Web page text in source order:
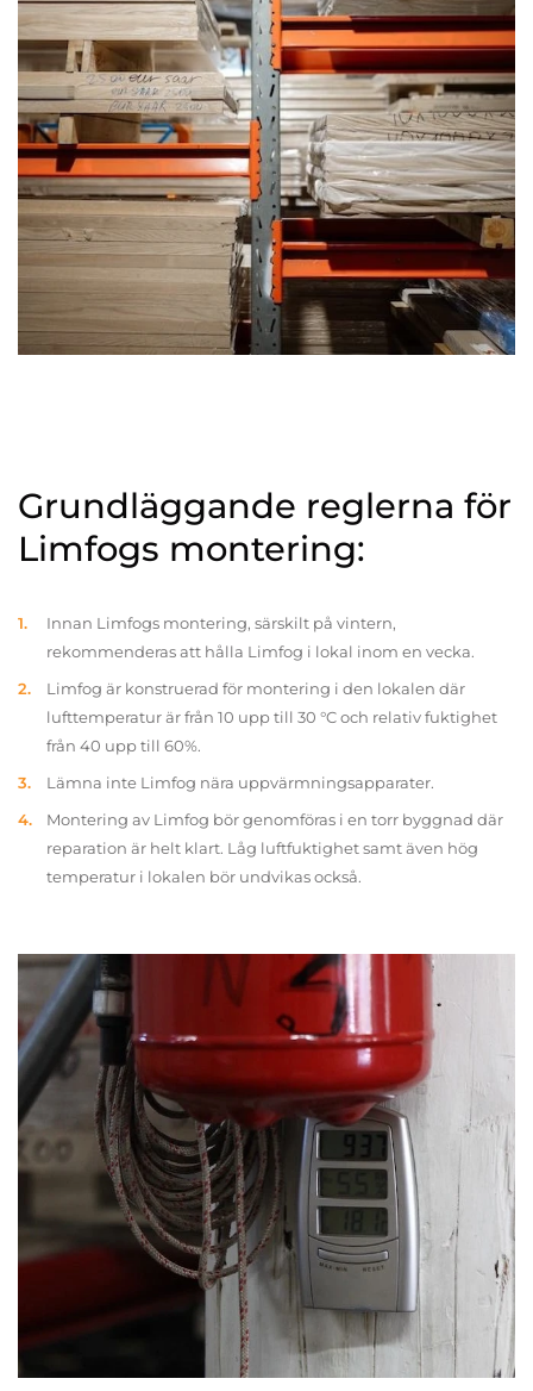
Grundläggande reglerna för
Limfogs montering:
Innan Limfogs montering, särskilt på vintern,
rekommenderas att hålla Limfog i lokal inom en vecka.
Limfog är konstruerad för montering i den lokalen där
lufttemperatur är från 10 upp till 30 °C och relativ fuktighet
från 40 upp till 60%.
Lämna inte Limfog nära uppvärmningsapparater.
Montering av Limfog bör genomföras i en torr byggnad där
reparation är helt klart. Låg luftfuktighet samt även hög
temperatur i lokalen bör undvikas också.